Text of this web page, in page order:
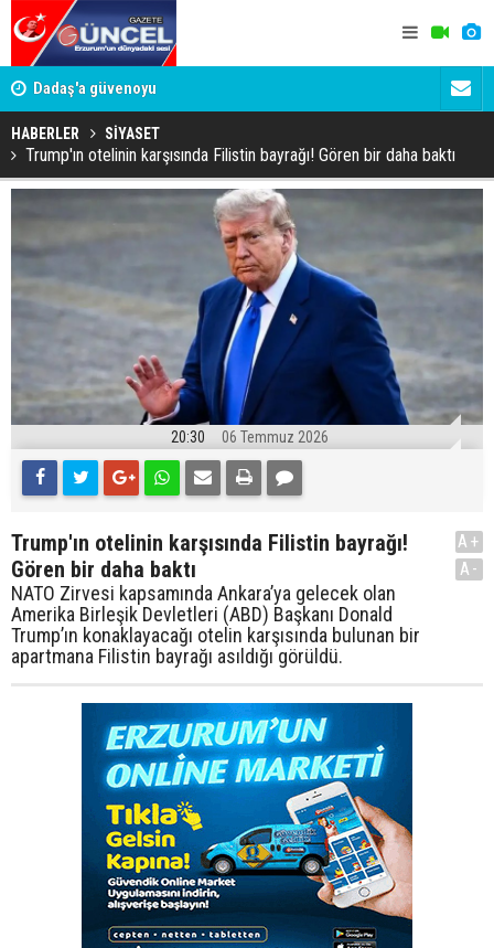
Dadaş'a güvenoyu Murat
HABERLER SİYASET
Trump'ın otelinin karşısında Filistin bayrağı! Gören bir daha baktı
20:30 06 Temmuz 2026
Trump'ın otelinin karşısında Filistin bayrağı!
Gören bir daha baktı
NATO Zirvesi kapsamında Ankara’ya gelecek olan
Amerika Birleşik Devletleri (ABD) Başkanı Donald
Trump’ın konaklayacağı otelin karşısında bulunan bir
apartmana Filistin bayrağı asıldığı görüldü.
A+
A-